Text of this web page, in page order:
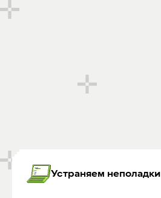
Устраняем неполадки